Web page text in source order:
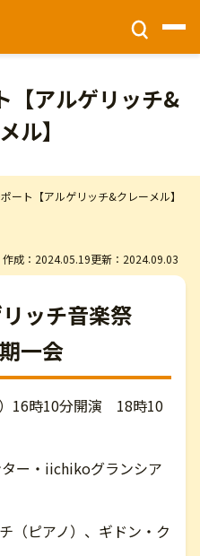
【アルゲリッチ&
ル】
ート【アルゲリッチ&クレーメル】
作成：2024.05.19更新：2024.09.03
ッチ音楽祭
一会
16時10分開演 18時10
ー・iichikoグランシア
（ピアノ）、ギドン・ク